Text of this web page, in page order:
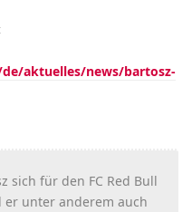
aktuelles/news/bartosz-
sich für den FC Red Bull
er unter anderem auch